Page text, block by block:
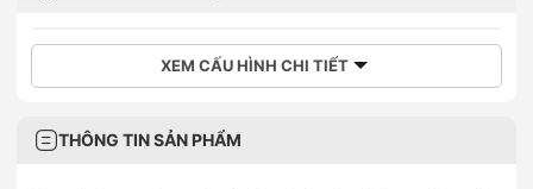
XEM CẤU HÌNH CHI TIẾT
THÔNG TIN SẢN PHẨM